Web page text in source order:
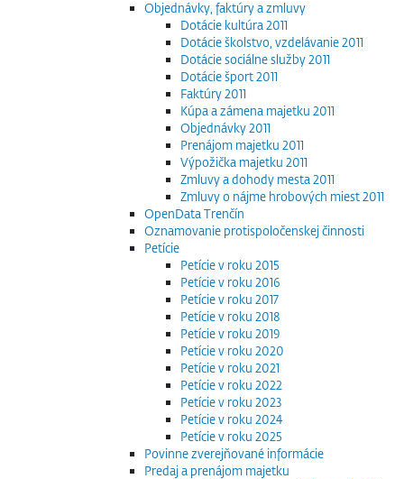
Objednávky, faktúry a zmluvy
Dotácie kultúra 2011
Dotácie školstvo, vzdelávanie 2011
Dotácie sociálne služby 2011
Dotácie šport 2011
Faktúry 2011
Kúpa a zámena majetku 2011
Objednávky 2011
Prenájom majetku 2011
Výpožička majetku 2011
Zmluvy a dohody mesta 2011
Zmluvy o nájme hrobových miest 2011
OpenData Trenčín
Oznamovanie protispoločenskej činnosti
Petície
Petície v roku 2015
Petície v roku 2016
Petície v roku 2017
Petície v roku 2018
Petície v roku 2019
Petície v roku 2020
Petície v roku 2021
Petície v roku 2022
Petície v roku 2023
Petície v roku 2024
Petície v roku 2025
Povinne zverejňované informácie
Predaj a prenájom majetku